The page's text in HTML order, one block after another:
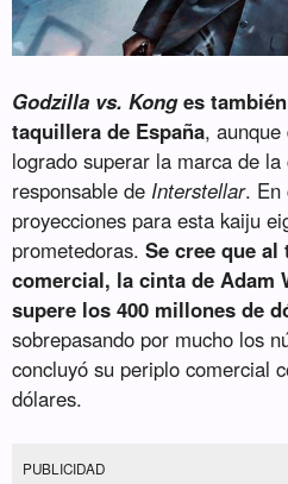
Godzilla vs. Konges
taquillera de España,
logrado superar la marca de
responsable de Interstellar. En
proyecciones para esta kaiju
prometedoras.Se cree que
comercial, la cinta de Adam
supere los 400 millones de
sobrepasando por mucho los
concluyó su periplo comercial
dólares.
PUBLICIDAD